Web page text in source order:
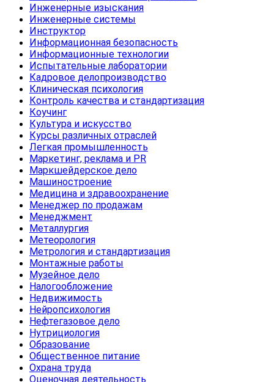
Инженерные изыскания
Инженерные системы
Инструктор
Информационная безопасность
Информационные технологии
Испытательные лаборатории
Кадровое делопроизводство
Клиническая психология
Контроль качества и стандартизация
Коучинг
Культура и искусство
Курсы различных отраслей
Легкая промышленность
Маркетинг, реклама и PR
Маркшейдерское дело
Машиностроение
Медицина и здравоохранение
Менеджер по продажам
Менеджмент
Металлургия
Метеорология
Метрология и стандартизация
Монтажные работы
Музейное дело
Налогообложение
Недвижимость
Нейропсихология
Нефтегазовое дело
Нутрициология
Образование
Общественное питание
Охрана труда
Оценочная деятельность